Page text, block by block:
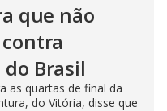
que não
do Brasil
as quartas de final da
do Vitória, disse que